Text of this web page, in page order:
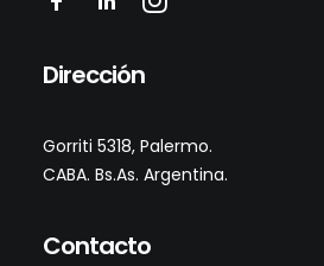
Dirección
Gorriti 5318, Palermo.
CABA. Bs.As. Argentina.
Contacto